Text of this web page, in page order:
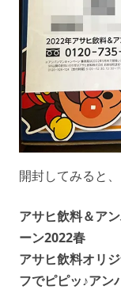
開封してみると
アサヒ飲料＆ア
ーン2022春
アサヒ飲料オリ
フでピピッ♪アン